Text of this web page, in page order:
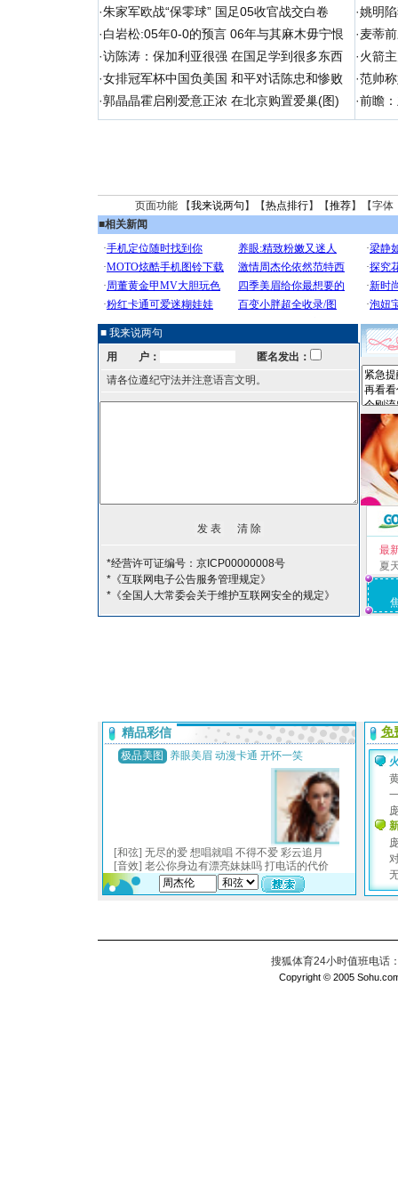
·朱家军欧战“保零球” 国足05收官战交白卷
·白岩松:05年0-0的预言 06年与其麻木毋宁恨
·访陈涛：保加利亚很强 在国足学到很多东西
·女排冠军杯中国负美国 和平对话陈忠和惨败
·郭晶晶霍启刚爱意正浓 在北京购置爱巢(图)
·姚明
·麦蒂
·火箭
·范帅
·前瞻
页面功能 【我来说两句 】【热点排行】【推荐】【字体
■相关新闻
■ 我来说两句
用 户：
匿名发出：
请各位遵纪守法并注意语言文明。
*经营许可证编号：京ICP00000008号
*《互联网电子公告服务管理规定》
*《全国人大常委会关于维护互联网安全的规定》
最
夏
搜狐体育24小时值班电话
Copyright © 2005